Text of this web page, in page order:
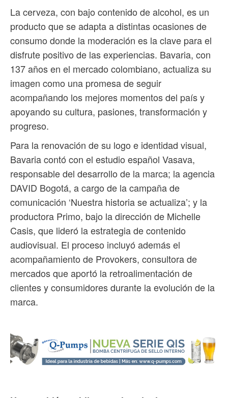
La cerveza, con bajo contenido de alcohol, es un
producto que se adapta a distintas ocasiones de
consumo donde la moderación es la clave para el
disfrute positivo de las experiencias. Bavaria, con
137 años en el mercado colombiano, actualiza su
imagen como una promesa de seguir
acompañando los mejores momentos del país y
apoyando su cultura, pasiones, transformación y
progreso.
Para la renovación de su logo e identidad visual,
Bavaria contó con el estudio español Vasava,
responsable del desarrollo de la marca; la agencia
DAVID Bogotá, a cargo de la campaña de
comunicación ‘Nuestra historia se actualiza’; y la
productora Primo, bajo la dirección de Michelle
Casis, que lideró la estrategia de contenido
audiovisual. El proceso incluyó además el
acompañamiento de Provokers, consultora de
mercados que aportó la retroalimentación de
clientes y consumidores durante la evolución de la
marca.